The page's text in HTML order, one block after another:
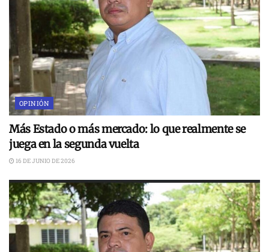
OPINIÓN
Más Estado o más mercado: lo que realmente se
juega en la segunda vuelta
16 DE JUNIO DE 2026